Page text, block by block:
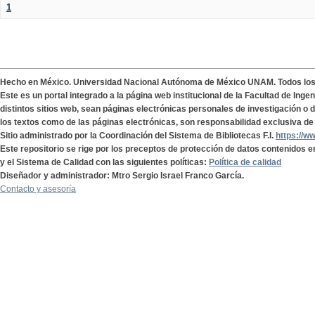
1
Hecho en México. Universidad Nacional Autónoma de México UNAM. Todos
Este es un portal integrado a la página web institucional de la Facultad de
distintos sitios web, sean páginas electrónicas personales de investigación o
los textos como de las páginas electrónicas, son responsabilidad exclusiva
Sitio administrado por la Coordinación del Sistema de Bibliotecas F.I. https://
Este repositorio se rige por los preceptos de protección de datos contenidos
y el Sistema de Calidad con las siguientes políticas: Política de calidad
Diseñador y administrador: Mtro Sergio Israel Franco García.
Contacto y asesoría